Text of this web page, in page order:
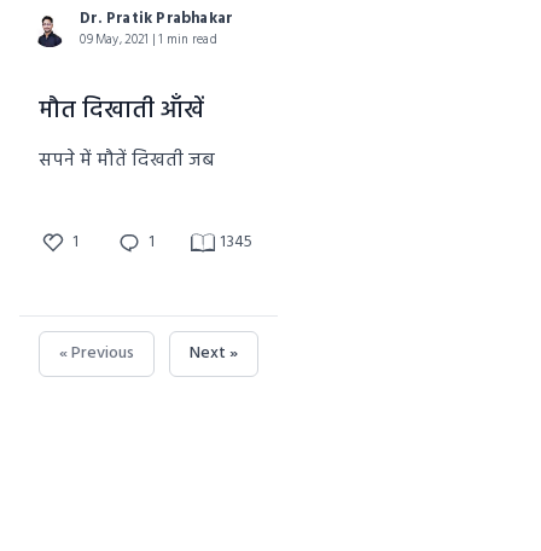
Dr. Pratik Prabhakar
09 May, 2021 | 1 min read
मौत दिखाती आँखें
सपने में मौतें दिखती जब
1 1 1345
« Previous Next »